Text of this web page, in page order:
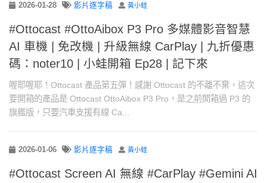
2026-01-28 影片逐字稿 黃小蛙
#Ottocast #OttoAibox P3 Pro 多媒體影音智慧
AI 車機 | 免改機 | 升級無線 CarPlay | 九折優惠
碼：noter10 | 小蛙開箱 Ep28 | 記下來
喔耶喔耶！Ottocast 產品第五彈！感謝 Ottocast 的不離不棄，這次
要開箱的產品是 Ottocast OttoAibox P3 Pro，是之前開箱過 P3 的
旗艦版，只要汽車支援有線 Ca...
2026-01-06 影片逐字稿 黃小蛙
#Ottocast Screen AI 無線 #CarPlay #Gemini AI